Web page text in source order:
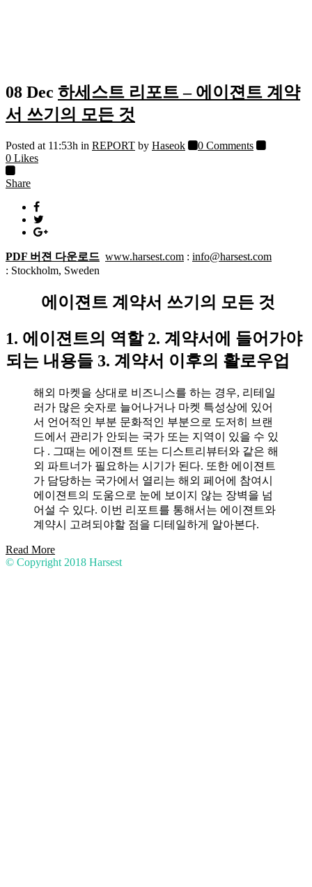
08 Dec 하세스트 리포트 – 에이젼트 계약
서 쓰기의 모든 것
Posted at 11:53h in REPORT by Haseok
0 Comments
0 Likes
Share
PDF 버젼 다운로드 www.harsest.com : info@harsest.com
: Stockholm, Sweden
에이젼트 계약서 쓰기의 모든 것
1. 에이젼트의 역할 2. 계약서에 들어가야
되는 내용들 3. 계약서 이후의 활로우업
해외 마켓을 상대로 비즈니스를 하는 경우, 리테일
러가 많은 숫자로 늘어나거나 마켓 특성상에 있어
서 언어적인 부분 문화적인 부분으로 도저히 브랜
드에서 관리가 안되는 국가 또는 지역이 있을 수 있
다 . 그때는 에이젼트 또는 디스트리뷰터와 같은 해
외 파트너가 필요하는 시기가 된다. 또한 에이젼트
가 담당하는 국가에서 열리는 해외 페어에 참여시
에이젼트의 도움으로 눈에 보이지 않는 장벽을 넘
어설 수 있다. 이번 리포트를 통해서는 에이젼트와
계약시 고려되야할 점을 디테일하게 알아본다.
Read More
© Copyright 2018 Harsest